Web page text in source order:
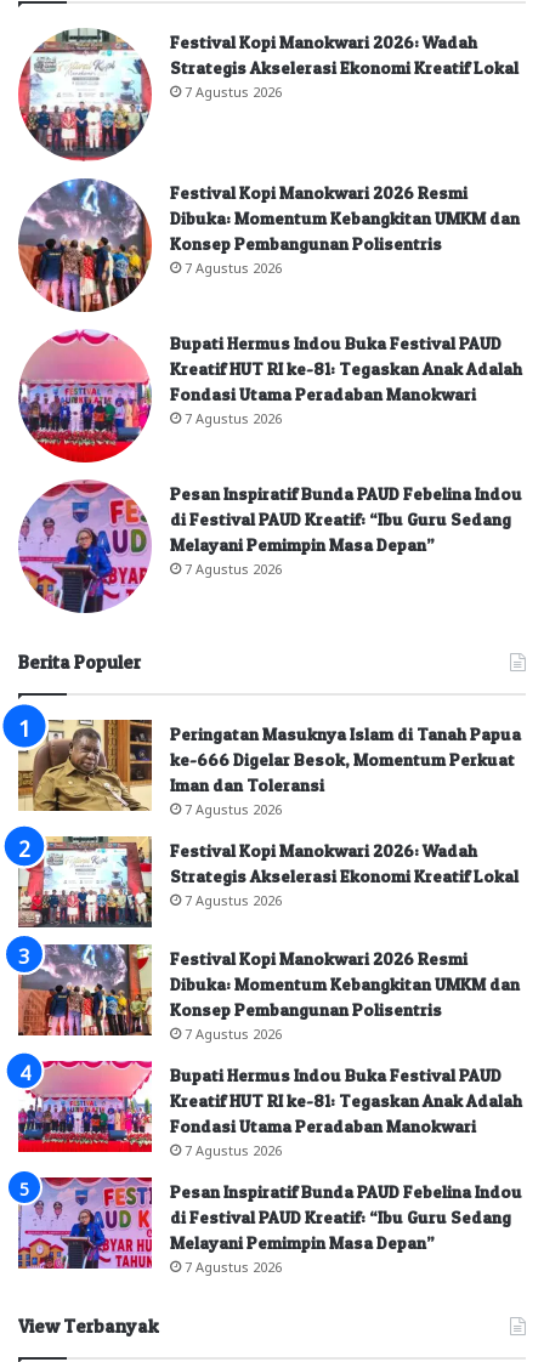
Festival Kopi Manokwari 2026: Wadah
Strategis Akselerasi Ekonomi Kreatif Lokal
7 Agustus 2026
Festival Kopi Manokwari 2026 Resmi
Dibuka: Momentum Kebangkitan UMKM dan
Konsep Pembangunan Polisentris
7 Agustus 2026
Bupati Hermus Indou Buka Festival PAUD
Kreatif HUT RI ke-81: Tegaskan Anak Adalah
Fondasi Utama Peradaban Manokwari
7 Agustus 2026
Pesan Inspiratif Bunda PAUD Febelina Indou
di Festival PAUD Kreatif: “Ibu Guru Sedang
Melayani Pemimpin Masa Depan”
7 Agustus 2026
Berita Populer
Peringatan Masuknya Islam di Tanah Papua
ke-666 Digelar Besok, Momentum Perkuat
Iman dan Toleransi
7 Agustus 2026
Festival Kopi Manokwari 2026: Wadah
Strategis Akselerasi Ekonomi Kreatif Lokal
7 Agustus 2026
Festival Kopi Manokwari 2026 Resmi
Dibuka: Momentum Kebangkitan UMKM dan
Konsep Pembangunan Polisentris
7 Agustus 2026
Bupati Hermus Indou Buka Festival PAUD
Kreatif HUT RI ke-81: Tegaskan Anak Adalah
Fondasi Utama Peradaban Manokwari
7 Agustus 2026
Pesan Inspiratif Bunda PAUD Febelina Indou
di Festival PAUD Kreatif: “Ibu Guru Sedang
Melayani Pemimpin Masa Depan”
7 Agustus 2026
View Terbanyak